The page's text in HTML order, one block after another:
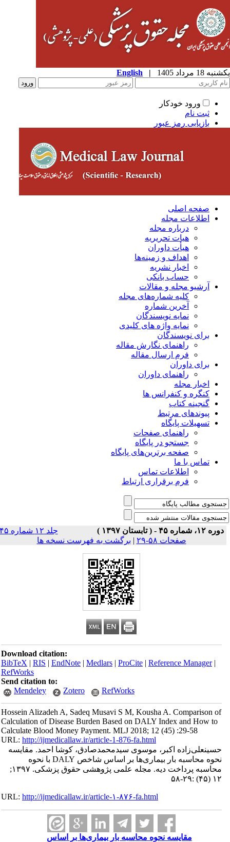
18 مرداد 1405 |
English
ورود خودکار
ثبت نام
بازیابی رمز عبور
صفحه اصلی
اطلاعات مجله
درباره مجله
هیات تحریریه
هیأت داوران
اهداف و زمینه‌ها
اخبار نشریه
حساب بانکی
آرشیو مجله و مقالات
کلیه شماره‌های مجله
آخرین شماره
نمایه نویسندگان
نمایه واژه های کلیدی
برای نویسندگان
راهنمای نگارش مقاله
فرم ارسال مقاله
برای داوران
راهنمای داوران
اخبار مجله
کنگره و کنفرانس ها
گنجینه کتاب
پیوندهای مرتبط
تسهیلات پایگاه
راهنمای صفحات
جستجو در پایگاه
صفحه برترین‌های پایگاه
تماس با ما
اطلاعات تماس
فرم برقراری ارتباط
دوره ۱۲، شماره ۴۵ - ( تابستان ۱۳۹۷ )
جلد ۱۲ شماره ۴۵
صفحات ۵۸-۲۹
|برگشت به فهرست نسخه ها
Download citation:
BibTeX|RIS|EndNote|Medlars|ProCite|Reference Manager
RefWorks
Send citation to:
Mendeley
Zotero RefWorks
Hossein Alizadeh A, Sadeq Musavi S M, Kousha A. Comparison of
Calculation of Disease Burden Based on DALY Index and How to
Calculate Blood Money Payment. MLJ 2018; 12 (45) :29-58
URL:http://ijmedicallaw.ir/article-1-876-fa.html
حسینعلی‌زاده اکبر، موسوی سیدمحمدصادق، کوشا احمد. مقایسه
نحوه محاسبه بار بیماری‌ها بر اساس شاخص DALY با نحوه
محاسبه پرداخت دیه. مجله علمی پژوهشی حقوق پزشکی. ۱۳۹۷;
۱۲ (۴۵) :۲۹-۵۸
URL:http://ijmedicallaw.ir/article-۱-۸۷۶-fa.html
مقایسه نحوه محاسبه بار بیماری‌ها بر اساس